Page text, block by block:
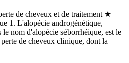
de cheveux et de traitement ★
1. L'alopécie androgénétique,
le nom d'alopécie séborrhéique, est le
de cheveux clinique, dont la